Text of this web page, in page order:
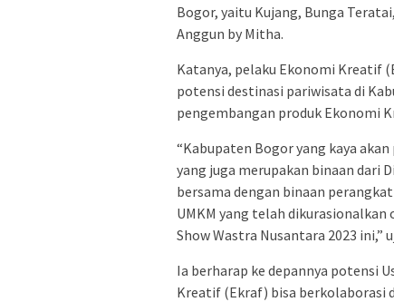
Bogor, yaitu Kujang, Bunga
Anggun by Mitha.
Katanya, pelaku Ekonomi Kreatif
potensi destinasi pariwisata di
pengembangan produk Ekonomi
“Kabupaten Bogor yang kaya
yang juga merupakan binaan dari
bersama dengan binaan
UMKM yang telah
Show Wastra Nusantara 2023 ini,”
Ia berharap ke depannya potensi
Kreatif (Ekraf) bisa berkolaborasi